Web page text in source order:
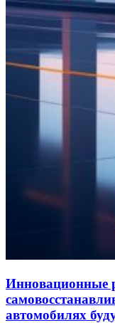
Инновационные
автомобилях